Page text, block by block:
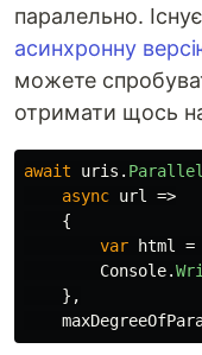
паралельно.
асинхронну
можете
отримати щось
await uris .
async url =>
{
var
html =
Console.
},